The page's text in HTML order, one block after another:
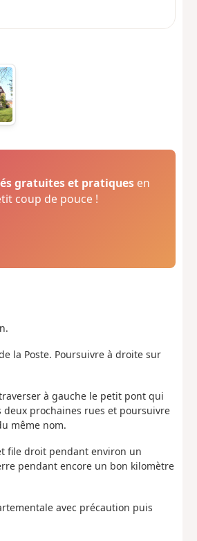
gratuites et pratiques en
coup de pouce !
la Poste. Poursuivre à droite sur
à gauche le petit pont qui
deux prochaines rues et poursuivre
même nom.
file droit pendant environ un
pendant encore un bon kilomètre
avec précaution puis